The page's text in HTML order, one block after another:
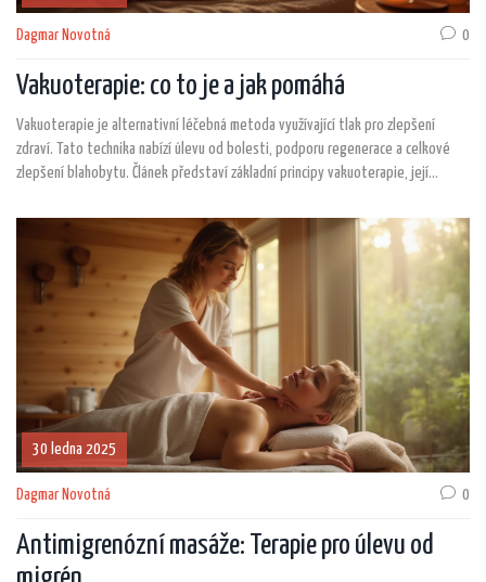
Dagmar Novotná 0
Vakuoterapie: co to je a jak pomáhá
Vakuoterapie je alternativní léčebná metoda využívající tlak pro zlepšení
zdraví. Tato technika nabízí úlevu od bolesti, podporu regenerace a celkové
zlepšení blahobytu. Článek představí základní principy vakuoterapie, její
praktické tipy pro ty, kdo ji chtějí vyzkoušet. Poskytne čtenářům srozumitelný
přehled o této neobvyklé, ale účinné léčbě.
30 ledna 2025
Dagmar Novotná 0
Antimigrenózní masáže: Terapie pro úlevu od